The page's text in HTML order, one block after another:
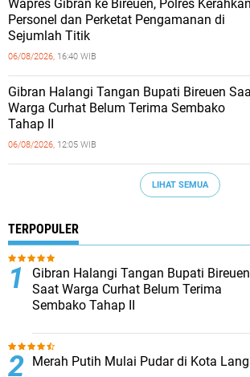
Wapres Gibran ke Bireuen, Polres Kerahkan
Personel dan Perketat Pengamanan di
Sejumlah Titik
06/08/2026, 16:40 WIB
Gibran Halangi Tangan Bupati Bireuen
Warga Curhat Belum Terima Sembako
Tahap II
06/08/2026, 12:05 WIB
LIHAT SEMUA
TERPOPULER
Gibran Halangi Tangan Bupati Bireuen
Saat Warga Curhat Belum Terima
Sembako Tahap II
Merah Putih Mulai Pudar di Kota